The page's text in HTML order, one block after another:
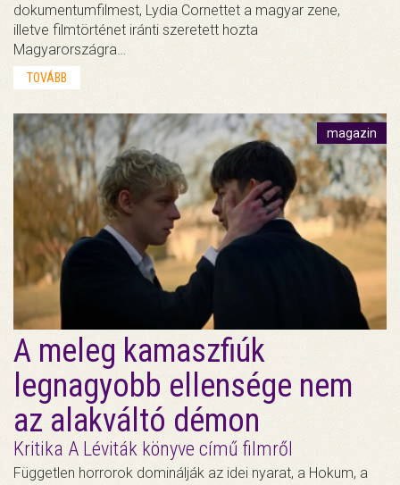
dokumentumfilmest, Lydia Cornettet a magyar zene,
illetve filmtörténet iránti szeretett hozta
Magyarországra…
TOVÁBB
magazin
A meleg kamaszfiúk
legnagyobb ellensége nem
az alakváltó démon
Kritika A Léviták könyve című filmről
Független horrorok dominálják az idei nyarat, a Hokum, a